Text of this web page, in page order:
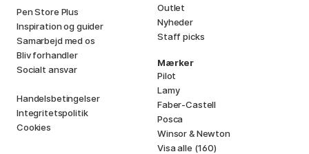
Pen Store Plus
Inspiration og guider
Samarbejd med os
Bliv forhandler
Socialt ansvar
Handelsbetingelser
Integritetspolitik
Cookies
Outlet
Nyheder
Staff picks
Mærker
Pilot
Lamy
Faber-Castell
Posca
Winsor & Newton
Visa alle (160)